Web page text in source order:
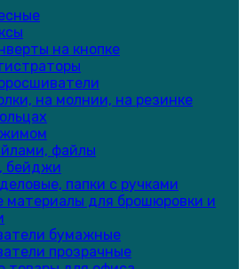
на кнопке
на молнии, на резинке
файлы
бейджи
папки с ручками
материалы для брошюровки и
бумажные
прозрачные